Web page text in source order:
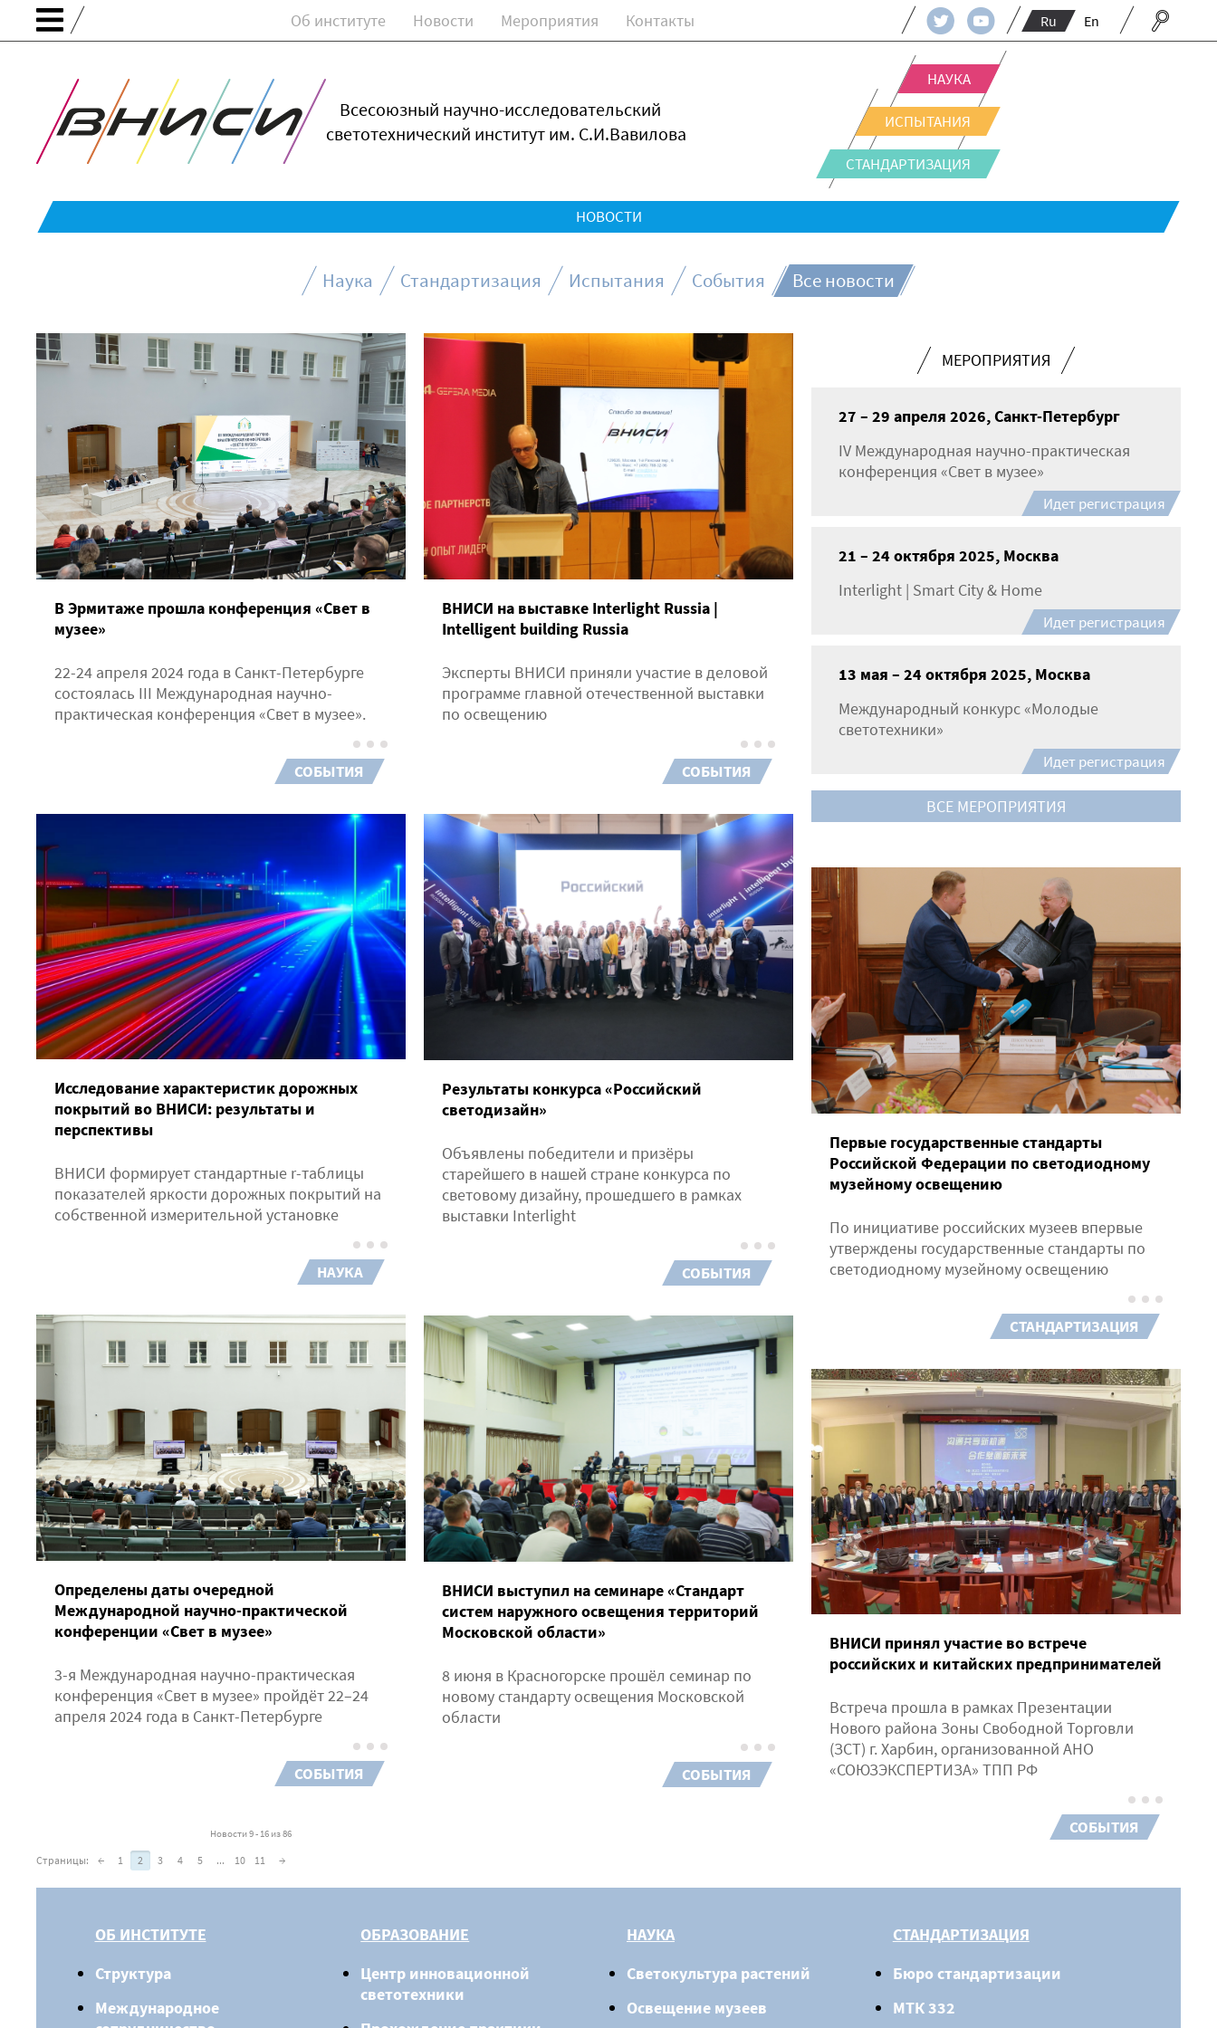
Об институте Новости Мероприятия Контакты Ru En
Всесоюзный научно-исследовательский
светотехнический институт им. С.И.Вавилова
НАУКА
ИСПЫТАНИЯ
СТАНДАРТИЗАЦИЯ
НОВОСТИ
Наука Стандартизация Испытания События Все новости
В Эрмитаже прошла конференция «Свет в
музее»
22-24 апреля 2024 года в Санкт-Петербурге
состоялась III Международная научно-
практическая конференция «Свет в музее».
СОБЫТИЯ
ВНИСИ на выставке Interlight Russia |
Intelligent building Russia
Эксперты ВНИСИ приняли участие в деловой
программе главной отечественной выставки
по освещению
СОБЫТИЯ
Результаты конкурса «Российский
светодизайн»
Объявлены победители и призёры
старейшего в нашей стране конкурса по
световому дизайну, прошедшего в рамках
выставки Interlight
СОБЫТИЯ
Исследование характеристик дорожных
покрытий во ВНИСИ: результаты и
перспективы
ВНИСИ формирует стандартные r-таблицы
показателей яркости дорожных покрытий на
собственной измерительной установке
НАУКА
Первые государственные стандарты
Российской Федерации по светодиодному
музейному освещению
По инициативе российских музеев впервые
утверждены государственные стандарты по
светодиодному музейному освещению
СТАНДАРТИЗАЦИЯ
Определены даты очередной
Международной научно-практической
конференции «Свет в музее»
3-я Международная научно-практическая
конференция «Свет в музее» пройдёт 22–24
апреля 2024 года в Санкт-Петербурге
СОБЫТИЯ
ВНИСИ выступил на семинаре «Стандарт
систем наружного освещения территорий
Московской области»
8 июня в Красногорске прошёл семинар по
новому стандарту освещения Московской
области
СОБЫТИЯ
ВНИСИ принял участие во встрече
российских и китайских предпринимателей
Встреча прошла в рамках Презентации
Нового района Зоны Свободной Торговли
(ЗСТ) г. Харбин, организованной АНО
«СОЮЗЭКСПЕРТИЗА» ТПП РФ
СОБЫТИЯ
Новости 9 - 16 из 86
Страницы: ← 1 2 3 4 5 ... 10 11 →
МЕРОПРИЯТИЯ
27 – 29 апреля 2026, Санкт-Петербург
IV Международная научно-практическая
конференция «Свет в музее»
Идет регистрация
21 – 24 октября 2025, Москва
Interlight | Smart City & Home
Идет регистрация
13 мая – 24 октября 2025, Москва
Международный конкурс «Молодые
светотехники»
Идет регистрация
ВСЕ МЕРОПРИЯТИЯ
ОБ ИНСТИТУТЕ
Структура
Международное
ОБРАЗОВАНИЕ
Центр инновационной
светотехники
НАУКА
Светокультура растений
Освещение музеев
СТАНДАРТИЗАЦИЯ
Бюро стандартизации
МТК 332